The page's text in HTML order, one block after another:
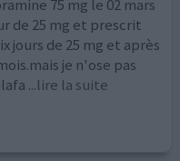
75 mg le 02 mars
de 25 mg et prescrit
jours de 25 mg et après
je n'ose pas
...lire la suite